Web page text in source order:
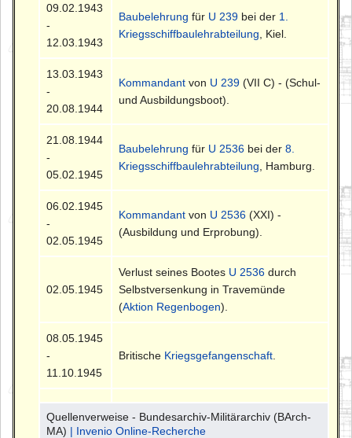
09.02.1943
-
12.03.1943
Baubelehrung für U 239 bei der 1.
Kriegsschiffbaulehrabteilung , Kiel.
13.03.1943
-
20.08.1944
Kommandant von U 239 (VII C) - (Schul-
und Ausbildungsboot).
21.08.1944
-
05.02.1945
Baubelehrung für U 2536 bei der8.
Kriegsschiffbaulehrabteilung , Hamburg.
06.02.1945
-
02.05.1945
Kommandant von U 2536 (XXI) -
(Ausbildung und Erprobung).
02.05.1945
Verlust seines Bootes U 2536 durch
Selbstversenkung in Travemünde
(Aktion Regenbogen).
08.05.1945
-
11.10.1945
Britische Kriegsgefangenschaft
Quellenverweise - Bundesarchiv-Militärarchiv (BArch-
MA) | Invenio Online-Recherche